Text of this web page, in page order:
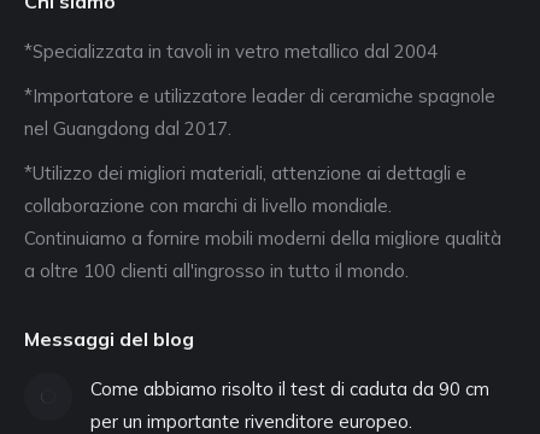
*Specializzata in tavoli in vetro metallico dal 2004
*Importatore e utilizzatore leader di ceramiche spagnole
nel Guangdong dal 2017.
*Utilizzo dei migliori materiali, attenzione ai dettagli e
collaborazione con marchi di livello mondiale.
Continuiamo a fornire mobili moderni della migliore qualità
a oltre 100 clienti all'ingrosso in tutto il mondo.
Messaggi del blog
Come abbiamo risolto il test di caduta da 90 cm
per un importante rivenditore europeo.